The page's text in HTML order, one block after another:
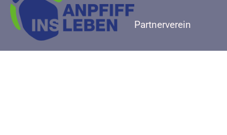
Partnerverein